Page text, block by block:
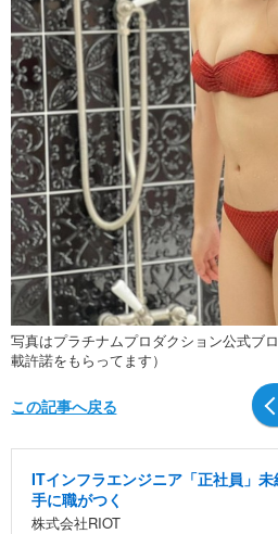
写真はプラチナムプロダクション公式ブ
載許諾をもらってます）
この記事へ戻る
ITインフラエンジニア「正社員」未
手に職がつく
株式会社RIOT